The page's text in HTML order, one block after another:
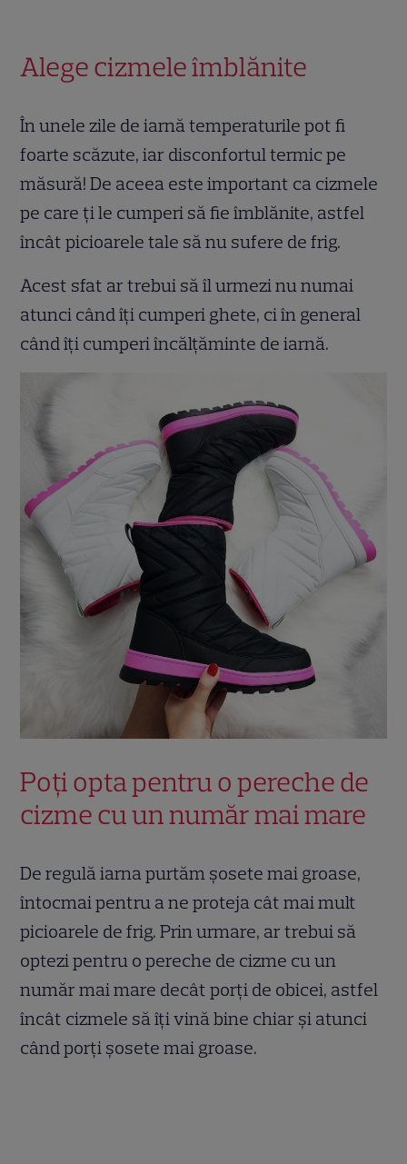
Alege cizmele îmblănite
În unele zile de iarnă temperaturile pot fi
foarte scăzute, iar disconfortul termic pe
măsură! De aceea este important ca cizmele
pe care ți le cumperi să fie îmblănite, astfel
încât picioarele tale să nu sufere de frig.
Acest sfat ar trebui să îl urmezi nu numai
atunci când îți cumperi ghete, ci în general
când îți cumperi încălțăminte de iarnă.
Poți opta pentru o pereche de
cizme cu un număr mai mare
De regulă iarna purtăm șosete mai groase,
întocmai pentru a ne proteja cât mai mult
picioarele de frig. Prin urmare, ar trebui să
optezi pentru o pereche de cizme cu un
număr mai mare decât porți de obicei, astfel
încât cizmele să îți vină bine chiar și atunci
când porți șosete mai groase.